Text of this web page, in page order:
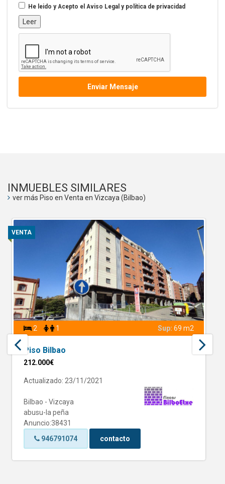
He leido y Acepto el Aviso Legal y política de privacidad
Leer
Enviar Mensaje
INMUEBLES SIMILARES
ver más Piso en Venta en Vizcaya (Bilbao)
VENTA
2 1 Sup: 69 m2
Piso Bilbao
212.000€
Actualizado: 23/11/2021
Bilbao - Vizcaya
abusu-la peña
Anuncio:38431
946791074
contacto